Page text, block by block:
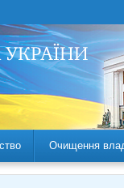
Очищення